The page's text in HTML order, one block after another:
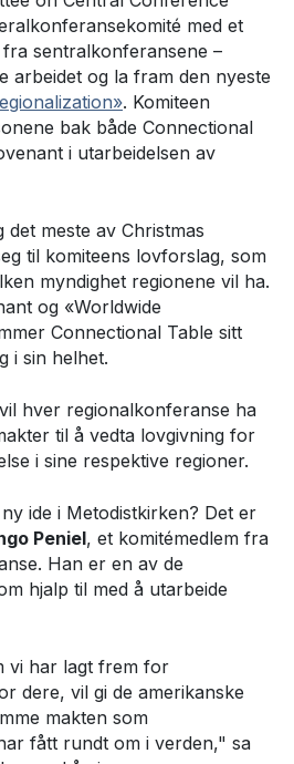
med et
sentralkonferansene –
arbeidet og la fram den nyeste
. Komiteen
bak både Connectional
i utarbeidelsen av
meste av Christmas
til komiteens lovforslag, som
myndighet regionene vil ha.
og «Worldwide
Connectional Table sitt
i sin helhet.
hver regionalkonferanse ha
til å vedta lovgivning for
i sine respektive regioner.
ide i Metodistkirken? Det er
Peniel, et komitémedlem fra
Han er en av de
hjalp til med å utarbeide
vi har lagt frem for
dere, vil gi de amerikanske
makten som
fått rundt om i verden," sa